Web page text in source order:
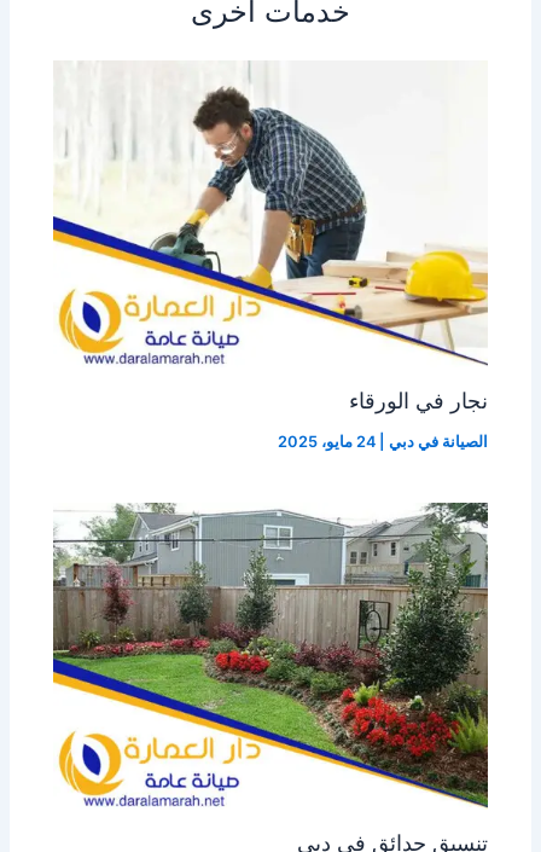
خدمات آخرى
نجار في الورقاء
الصيانة في دبي |24 مايو، 2025
تنسيق حدائق في دبي